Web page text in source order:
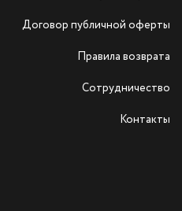
Договор публичной оферты
Правила возврата
Сотрудничество
Контакты